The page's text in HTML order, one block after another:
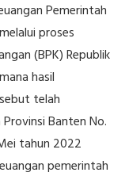
Pemerintah
proses
(BPK) Republik
hasil
telah
Banten No.
tahun 2022
pemerintah